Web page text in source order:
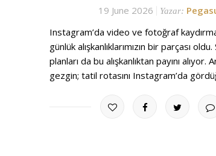
19 June 2026 Yazar:
Instagram’da video ve fotoğraf
günlük alışkanlıklarımızın bir parçası
planları da bu alışkanlıktan payını alıyor.
gezgin; tatil rotasını Instagram’da